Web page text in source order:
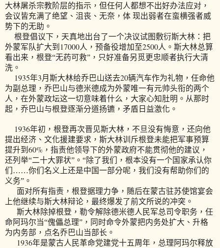
大林屠杀宗教阶层的指示，但任何人都想不出好办法应对，
会议皆充满了绝望、沮丧、无奈，体 现出弱者在蛮横强者威
势下的无助。
根登倡议下，天真地出台了一个决议试图敷衍斯大林：把
外蒙军队扩大到 17000人，预备役增加至2500人。斯大林总算
看出来，根登“无药可救”，只好准备另觅更忠顺者执行大清
洗。
1935年3月斯大林给乔巴山送去20辆汽车作为礼物，任命他
为副总理，乔巴山与德米德成为外蒙唯一有元帅头衔的两个
人，在外蒙政坛这一切意味着什么，大家心知肚明。从那时
起，乔巴山与根登逐渐分道扬镳，矛盾日益激化。
1936年初，根登再次晋见斯大林，不旦没有悔意，还向他
提出经济、文化援建要求，斯大林训斥根登未能把军事预算
提升到 60% ，指责他领导下的外蒙政府不能贯彻他的建议，
还列举“二十大罪状”。“除了我们，根本没有一个国家承认你
们……你们名义上还是中国一部分呢，我们没有帮助你们的
义务”。
面对所有指责，根登据理力争，随后在蒙古驻苏使馆宴会
上他继续与斯大林辩论，最终爆发了前文所说的冲突。
斯大林除掉根登，勒令解除德米德人民军总司令职务，任
命阿玛尔当“傀儡总理”，同时命令外蒙把内务处扩大、升格
为内务部，点名乔巴山当部长。
1936年是蒙古人民革命党建党十五周年，总理阿玛尔释放